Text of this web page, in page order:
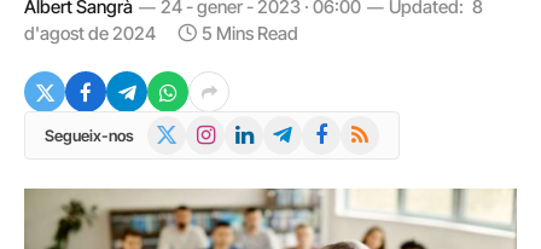
Albert Sangrà 24 - gener - 2023 · 06:00 Updated: 8
d'agost de 2024
5 Mins Read
Segueix-nos InstagramLinkedInTelegramFacebook
RSS